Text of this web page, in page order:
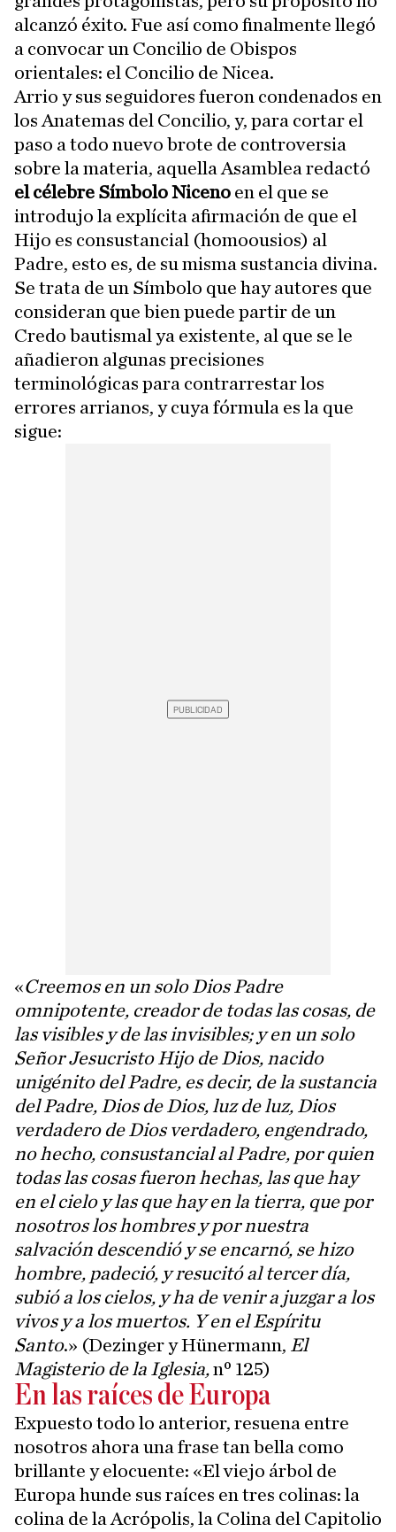
alcanzó éxito. Fue así como finalmente llegó
a convocar un Concilio de Obispos
orientales: el Concilio de Nicea.
Arrio y sus seguidores fueron condenados en
los Anatemas del Concilio, y, para cortar el
paso a todo nuevo brote de controversia
sobre la materia, aquella Asamblea redactó
el célebre Símbolo Niceno en el que se
introdujo la explícita afirmación de que el
Hijo es consustancial (homoousios) al
Padre, esto es, de su misma sustancia divina.
Se trata de un Símbolo que hay autores que
consideran que bien puede partir de un
Credo bautismal ya existente, al que se le
añadieron algunas precisiones
terminológicas para contrarrestar los
errores arrianos, y cuya fórmula es la que
sigue:
«Creemos en un solo Dios Padre
omnipotente, creador de todas las cosas, de
las visibles y de las invisibles; y en un solo
Señor Jesucristo Hijo de Dios, nacido
unigénito del Padre, es decir, de la sustancia
del Padre, Dios de Dios, luz de luz, Dios
verdadero de Dios verdadero, engendrado,
no hecho, consustancial al Padre, por quien
todas las cosas fueron hechas, las que hay
en el cielo y las que hay en la tierra, que por
nosotros los hombres y por nuestra
salvación descendió y se encarnó, se hizo
hombre, padeció, y resucitó al tercer día,
subió a los cielos, y ha de venir a juzgar a los
vivos y a los muertos. Y en el Espíritu
Santo.» (Dezinger y Hünermann, El
Magisterio de la Iglesia,nº 125)
En las raíces de Europa
Expuesto todo lo anterior, resuena entre
nosotros ahora una frase tan bella como
brillante y elocuente: «El viejo árbol de
Europa hunde sus raíces en tres colinas: la
colina de la Acrópolis, la Colina del Capitolio